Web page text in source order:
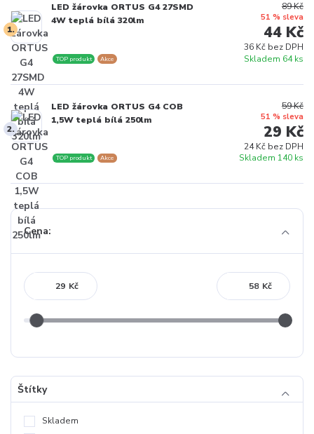
1.
LED žárovka ORTUS G4 27SMD
4W teplá bílá 320lm
Skladem 64 ks
TOP produkt Akce
89 Kč
51 % sleva
44 Kč
36 Kč bez DPH
2.
LED žárovka ORTUS G4 COB
1,5W teplá bílá 250lm
Skladem 140 ks
TOP produkt Akce
59 Kč
51 % sleva
29 Kč
24 Kč bez DPH
Cena:
Kč Kč
Štítky
Skladem